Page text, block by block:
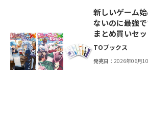
新しいゲーム
ないのに最強
まとめ買いセ
TOブックス
発売日：2026年06月